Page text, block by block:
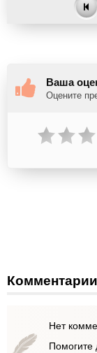
Ваша
Оцените
Комментарии
Нет
Помогите